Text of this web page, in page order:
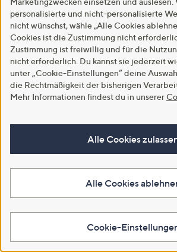
€ 53,99
von
5
Bewertungen
Details
€
personalisierte und nicht-personalisierte
nicht wünschst, wähle „Alle Cookies
Cookies ist die Zustimmung nicht
Zustimmung ist freiwillig und für die
nicht erforderlich. Du kannst sie jederzeit
unter „Cookie-Einstellungen“ deine
die Rechtmäßigkeit der bisherigen
Mehr Informationen findest du in unserer
Alle Cookies
Alle Cookies
Cookie-